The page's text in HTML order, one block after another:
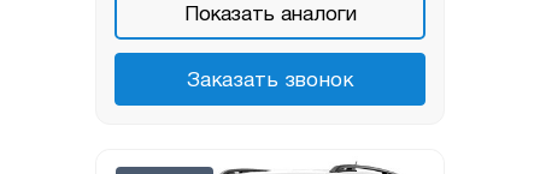
Показать аналоги
Заказать звонок